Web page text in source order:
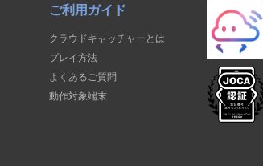
ご利用ガイド
クラウドキャッチャーとは
プレイ方法
よくあるご質問
動作対象端末